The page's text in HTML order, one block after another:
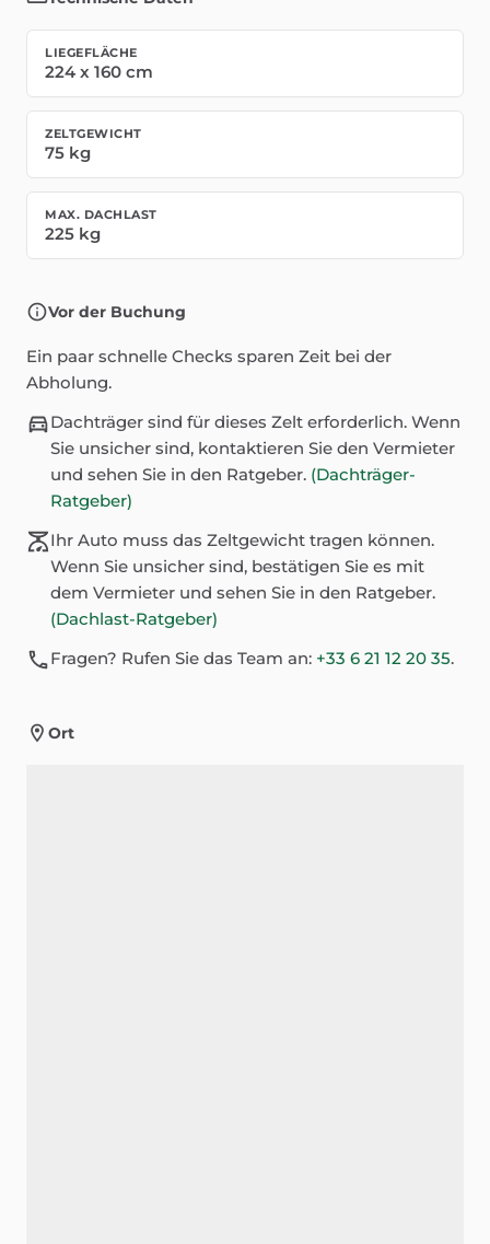
LIEGEFLÄCHE
224 x 160 cm
ZELTGEWICHT
75 kg
MAX. DACHLAST
225 kg
Vor der Buchung
Ein paar schnelle Checks sparen Zeit bei der
Abholung.
Dachträger sind für dieses Zelt erforderlich. Wenn
Sie unsicher sind, kontaktieren Sie den Vermieter
und sehen Sie in den Ratgeber. (Dachträger-
Ratgeber)
Ihr Auto muss das Zeltgewicht tragen können.
Wenn Sie unsicher sind, bestätigen Sie es mit
dem Vermieter und sehen Sie in den Ratgeber.
(Dachlast-Ratgeber)
Fragen? Rufen Sie das Team an: +33 6 21 12 20 35.
Ort